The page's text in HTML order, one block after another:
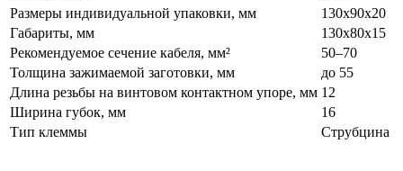
Размеры индивидуальной упаковки, мм
130х90х20
Габариты, мм
130х80х15
Рекомендуемое сечение кабеля, мм²
50–70
Толщина зажимаемой заготовки, мм
до 55
Длина резьбы на винтовом контактном упоре, мм 12
Ширина губок, мм
16
Тип клеммы
Струбцина